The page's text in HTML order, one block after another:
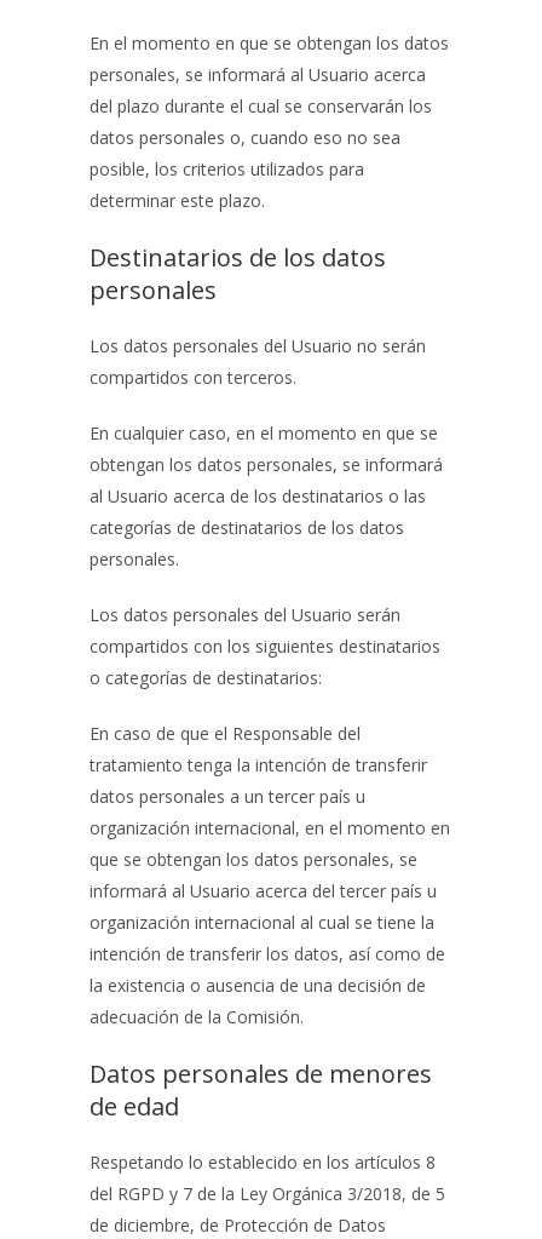
En el momento en que se obtengan los datos
personales, se informará al Usuario acerca
del plazo durante el cual se conservarán los
datos personales o, cuando eso no sea
posible, los criterios utilizados para
determinar este plazo.
Destinatarios de los datos
personales
Los datos personales del Usuario no serán
compartidos con terceros.
En cualquier caso, en el momento en que se
obtengan los datos personales, se informará
al Usuario acerca de los destinatarios o las
categorías de destinatarios de los datos
personales.
Los datos personales del Usuario serán
compartidos con los siguientes destinatarios
o categorías de destinatarios:
En caso de que el Responsable del
tratamiento tenga la intención de transferir
datos personales a un tercer país u
organización internacional, en el momento en
que se obtengan los datos personales, se
informará al Usuario acerca del tercer país u
organización internacional al cual se tiene la
intención de transferir los datos, así como de
la existencia o ausencia de una decisión de
adecuación de la Comisión.
Datos personales de menores
de edad
Respetando lo establecido en los artículos 8
del RGPD y 7 de la Ley Orgánica 3/2018, de 5
de diciembre, de Protección de Datos